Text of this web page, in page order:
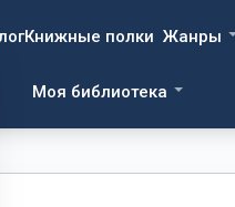
Книжные полки Жанры
Моя библиотека